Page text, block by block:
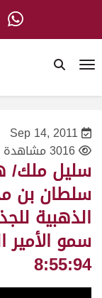
Sep 14, 2011
3016 مشاهدة
سليل ملك/
سلطان بن
الذهبية
8:55:94